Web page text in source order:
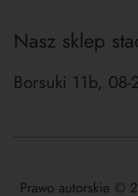
Nasz sklep
Borsuki 11b, 08-
Prawo autorskie ©